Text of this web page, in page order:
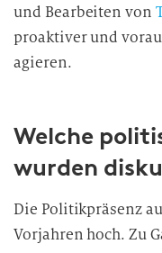
und Bearbeiten von
proaktiver und
agieren.
Welche
wurden
Die Politikpräsenz
Vorjahren hoch. Zu